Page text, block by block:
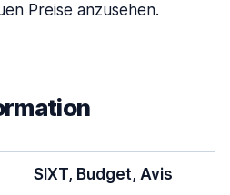
Preise anzusehen.
SIXT, Budget, Avis